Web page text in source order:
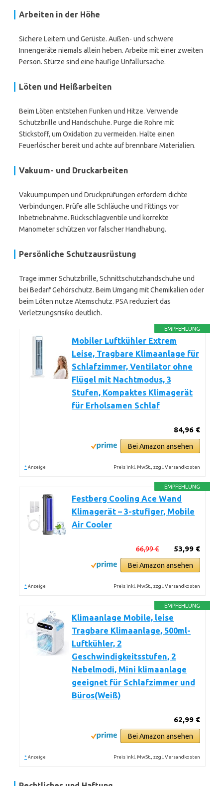
Arbeiten in der Höhe
Sichere Leitern und Gerüste. Außen- und schwere
Innengeräte niemals allein heben. Arbeite mit einer zweiten
Person. Stürze sind eine häufige Unfallursache.
Löten und Heißarbeiten
Beim Löten entstehen Funken und Hitze. Verwende
Schutzbrille und Handschuhe. Purge die Rohre mit
Stickstoff, um Oxidation zu vermeiden. Halte einen
Feuerlöscher bereit und achte auf brennbare Materialien.
Vakuum- und Druckarbeiten
Vakuumpumpen und Druckprüfungen erfordern dichte
Verbindungen. Prüfe alle Schläuche und Fittings vor
Inbetriebnahme. Rückschlagventile und korrekte
Manometer schützen vor falscher Handhabung.
Persönliche Schutzausrüstung
Trage immer Schutzbrille, Schnittschutzhandschuhe und
bei Bedarf Gehörschutz. Beim Umgang mit Chemikalien oder
beim Löten nutze Atemschutz. PSA reduziert das
Verletzungsrisiko deutlich.
EMPFEHLUNG
Mobiler Luftkühler Extrem
Leise, Tragbare Klimaanlage für
Schlafzimmer, Ventilator ohne
Flügel mit Nachtmodus, 3
Stufen, Kompaktes Klimagerät
für Erholsamen Schlaf
84,96 €
Bei Amazon ansehen
* Anzeige Preis inkl. MwSt., zzgl. Versandkosten
EMPFEHLUNG
Festberg Cooling Ace Wand
Klimagerät – 3-stufiger, Mobile
Air Cooler
53,99 €
66,99 €
Bei Amazon ansehen
* Anzeige Preis inkl. MwSt., zzgl. Versandkosten
EMPFEHLUNG
Klimaanlage Mobile, leise
Tragbare Klimaanlage, 500ml-
Luftkühler, 2
Geschwindigkeitsstufen, 2
Nebelmodi, Mini klimaanlage
geeignet für Schlafzimmer und
Büros(Weiß)
62,99 €
Bei Amazon ansehen
* Anzeige Preis inkl. MwSt., zzgl. Versandkosten